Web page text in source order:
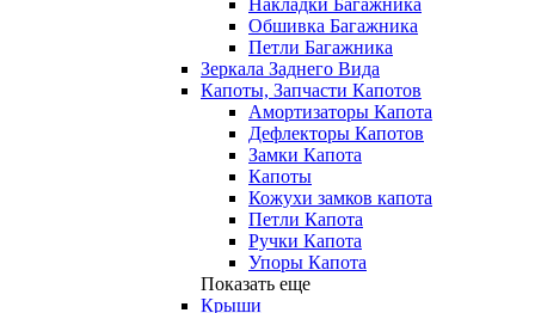
Накладки Багажника
Обшивка Багажника
Петли Багажника
Зеркала Заднего Вида
Капоты, Запчасти Капотов
Амортизаторы Капота
Дефлекторы Капотов
Замки Капота
Капоты
Кожухи замков капота
Петли Капота
Ручки Капота
Упоры Капота
Показать еще
Крыши